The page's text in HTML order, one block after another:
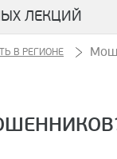
ЛЕКЦИЙ
В РЕГИОНЕ